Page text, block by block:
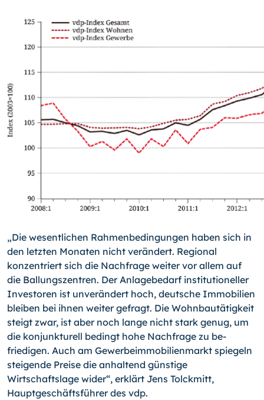
„Die wesentlichen Rahmenbedingungen haben sich in
den letzten Monaten nicht ver­ändert. Regional
konzentriert sich die Nachfrage weiter vor allem auf
die Ballungszen­tren. Der Anlagebedarf institutioneller
Investoren ist unverändert hoch, deutsche Im­mobilien
bleiben bei ihnen weiter gefragt. Die Wohnbautätigkeit
steigt zwar, ist aber noch lange nicht stark genug, um
die konjunkturell bedingt hohe Nachfrage zu be­
friedigen. Auch am Gewerbeimmobilienmarkt spiegeln
steigende Preise die anhaltend günstige
Wirtschaftslage wider“, erklärt Jens Tolckmitt,
Hauptgeschäftsführer des vdp.